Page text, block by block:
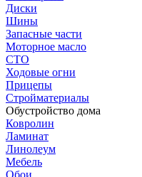
Диски
Шины
Запасные части
Моторное масло
СТО
Ходовые огни
Прицепы
Стройматериалы
Обустройство дома
Ковролин
Ламинат
Линолеум
Мебель
Обои